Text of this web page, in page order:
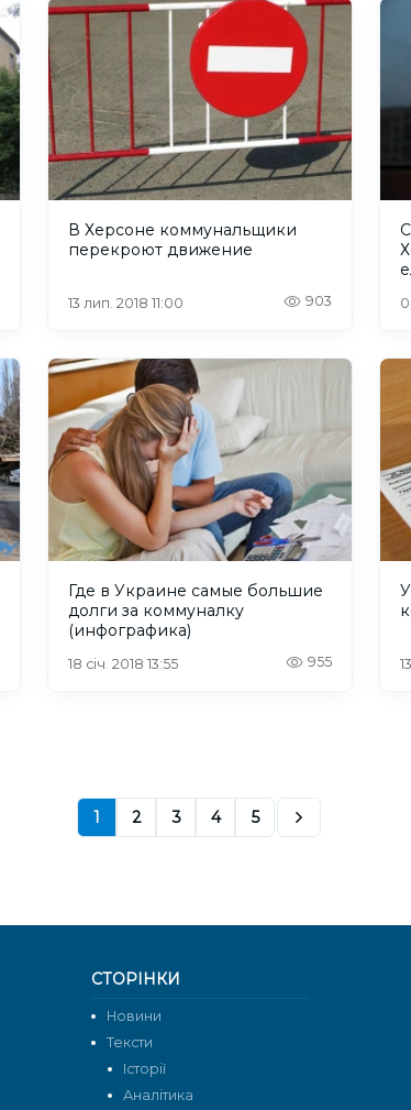
В Херсоне коммунальщики
перекроют движение
13 лип. 2018 11:00 903
Где в Украине самые большие
долги за коммуналку
(инфографика)
18 січ. 2018 13:55 955
1 2 3 4 5
СТОРІНКИ
Новини
Тексти
Історії
Аналітика